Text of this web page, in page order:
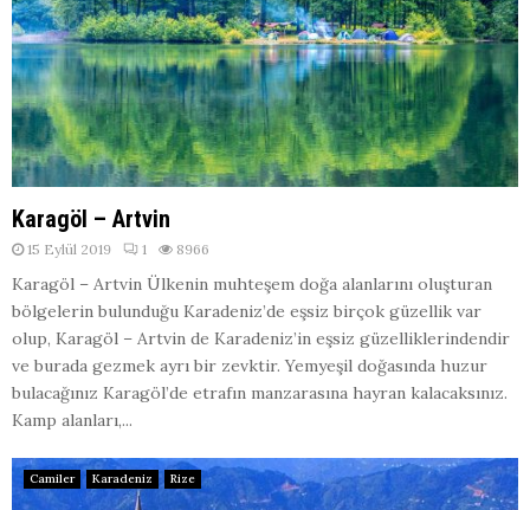
Karagöl – Artvin
15 Eylül 2019 1 8966
Karagöl – Artvin Ülkenin muhteşem doğa alanlarını oluşturan
bölgelerin bulunduğu Karadeniz’de eşsiz birçok güzellik var
olup, Karagöl – Artvin de Karadeniz’in eşsiz güzelliklerindendir
ve burada gezmek ayrı bir zevktir. Yemyeşil doğasında huzur
bulacağınız Karagöl’de etrafın manzarasına hayran kalacaksınız.
Kamp alanları,...
Camiler Karadeniz Rize